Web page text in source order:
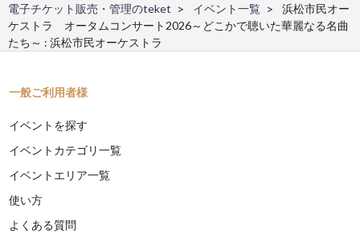
電子チケット販売・管理のteket イベント一覧
浜松市民オー
ケストラ オータムコンサート2026～どこかで聴いた華麗なる名曲
たち～ : 浜松市民オーケストラ
一般ご利用者様
イベントを探す
イベントカテゴリ一覧
イベントエリア一覧
使い方
よくある質問